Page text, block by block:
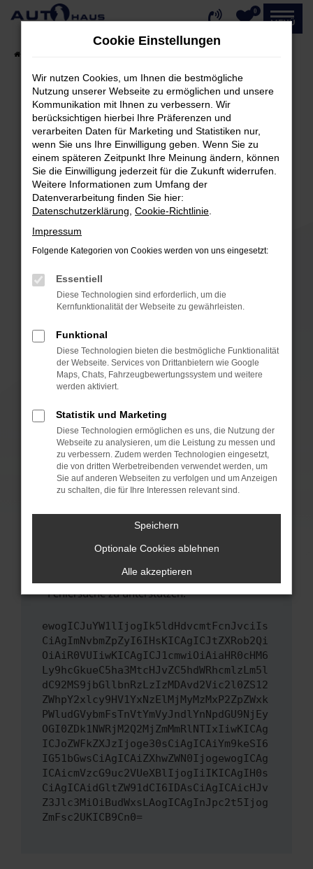
Zum
0
MENÜ
Fehler: Network Error
Beim Laden ist ein Fehler aufgetreten.
Hier sind ein paar Tipps, die dir helfen können:
Überprüfe deine Firewall und deine
Internetverbindung.
Laden andere Webseiten, zum Beispiel deine
Suchmaschine?
Prüfe deine Browsererweiterungen.
können das Laden bestimmter Seiten
verhindern. Funktioniert die Seite in einem
anderen Browser oder in einem privaten
Fenster?
Starte dein Gerät neu.
Das kann manchmal helfen, vorübergehende
Probleme zu beheben.
Betriebssystem auf dem neuesten Stand
sind.
Veraltete Software birgt nicht nur ein
Sicherheitsrisiko, sondern kann auch dazu
führen, dass bestimmte Funktionen nicht mehr
unterstützt werden.
Wende dich an den Webseitenbetreiber.
Wenn du alle oben genannten Schritte versucht
hast, kontaktiere uns bitte. Wir werden
uns diesen Text schicken, um uns bei der
Fehlersuche zu unterstützen:
ewogICJuYW1lIjogIk5ldHdvcmtFcnJvciIs
CiAgImNvbmZpZyI6IHsKICAgICJtZXRob2Qi
OiAiR0VUIiwKICAgICJ1cmwiOiAiaHR0cHM6
Ly9hcGkueC5ha3MtcHJvZC5hdWRhcmlzLm5l
dC92MS9jbGllbnRzLzIzMDAvd2Vic2l0ZS12
ZWhpY2xlcy9HV1YxNzElMjMyMzMxP2ZpZWxk
PWludGVybmFsTnVtYmVyJndlYnNpdGU9NjEy
OGI0ZDk1NWRjM2Q2MjZmMmRlNTIxIiwKICAg
ICJoZWFkZXJzIjoge30sCiAgICAiYm9keSI6
IG51bGwsCiAgICAiZXhwZWN0IjogewogICAg
ICAicmVzcG9uc2VUeXBlIjogIiIKICAgIH0s
CiAgICAidGltZW91dCI6IDAsCiAgICAicHJv
Z3Jlc3MiOiBudWxsLAogICAgInJpc2t5Ijog
ZmFsc2UKICB9Cn0=
Cookie Einstellungen
Wir nutzen Cookies, um Ihnen die bestmögliche
Nutzung unserer Webseite zu ermöglichen und unsere
Kommunikation mit Ihnen zu verbessern. Wir
berücksichtigen hierbei Ihre Präferenzen und
verarbeiten Daten für Marketing und Statistiken nur,
wenn Sie uns Ihre Einwilligung geben. Wenn Sie zu
einem späteren Zeitpunkt Ihre Meinung ändern, können
Sie die Einwilligung jederzeit für die Zukunft widerrufen.
Weitere Informationen zum Umfang der
Datenverarbeitung finden Sie hier:
Datenschutzerklärung Cookie-Richtlinie
Impressum
Folgende Kategorien von Cookies werden von uns eingesetzt:
Essentiell
Diese Technologien sind erforderlich, um die
Kernfunktionalität der Webseite zu gewährleisten.
Funktional
Diese Technologien bieten die bestmögliche Funktionalität
der Webseite. Services von Drittanbietern wie Google
Maps, Chats, Fahrzeugbewertungssystem und weitere
werden aktiviert.
Statistik und Marketing
Diese Technologien ermöglichen es uns, die Nutzung der
Webseite zu analysieren, um die Leistung zu messen und
zu verbessern. Zudem werden Technologien eingesetzt,
die von dritten Werbetreibenden verwendet werden, um
Sie auf anderen Webseiten zu verfolgen und um Anzeigen
zu schalten, die für Ihre Interessen relevant sind.
Speichern
Optionale Cookies ablehnen
Alle akzeptieren